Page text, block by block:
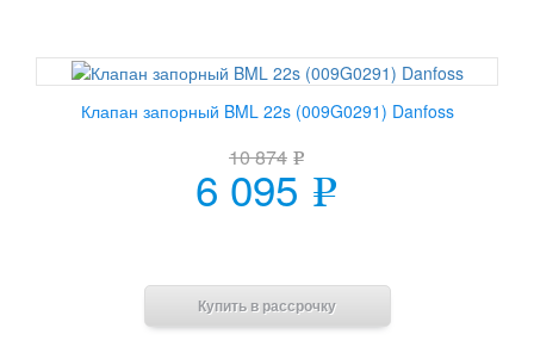
Клапан запорный BML 22s (009G0291) Danfoss
10 874 e
6 095 e
Купить в рассрочку